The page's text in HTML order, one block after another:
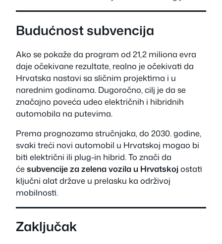
Budućnost subvencija
Ako se pokaže da program od 21,2 miliona evra
daje očekivane rezultate, realno je očekivati da
Hrvatska nastavi sa sličnim projektima i u
narednim godinama. Dugoročno, cilj je da se
značajno poveća udeo električnih i hibridnih
automobila na putevima.
Prema prognozama stručnjaka, do 2030. godine,
svaki treći novi automobil u Hrvatskoj mogao bi
biti električni ili plug-in hibrid. To znači da
ćesubvencije za zelena vozila u Hrvatskojostati
ključni alat države u prelasku ka održivoj
mobilnosti.
Zaključak